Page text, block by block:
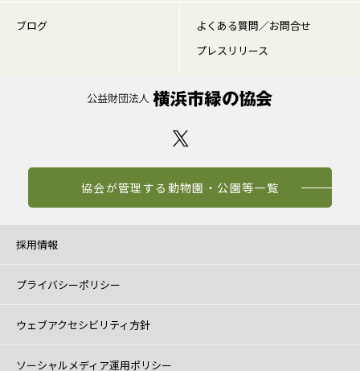
ブログ
よくある質問／お問合せ
プレスリリース
協会が管理する動物園・公園等一覧
採用情報
プライバシーポリシー
ウェブアクセシビリティ方針
ソーシャルメディア運用ポリシー